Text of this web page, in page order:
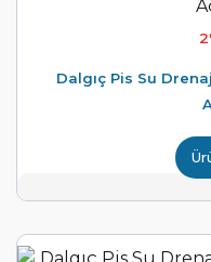
Dalgıç Pis Su